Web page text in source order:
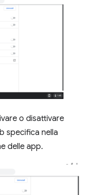
o disattivare
specifica nella
delle app.